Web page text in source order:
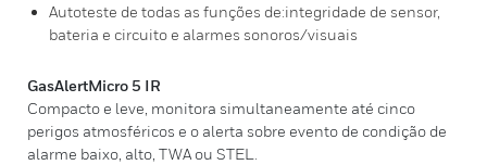
Autoteste de todas as funções de:integridade de sensor,
bateria e circuito e alarmes sonoros/visuais
GasAlertMicro 5 IR
Compacto e leve, monitora simultaneamente até cinco
perigos atmosféricos e o alerta sobre evento de condição de
alarme baixo, alto, TWA ou STEL.